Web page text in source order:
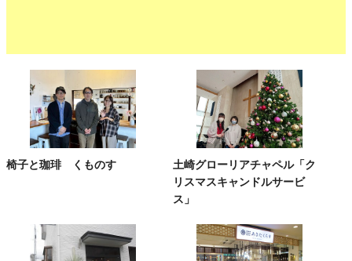
椅子と珈琲 くものす
土崎グローリアチャペル「ク
リスマスキャンドルサービ
ス」